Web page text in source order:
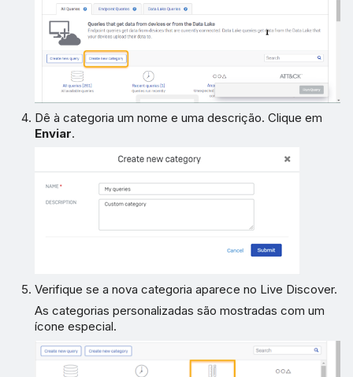
Dê à categoria um nome e uma descrição. Clique em
Enviar.
Verifique se a nova categoria aparece no Live Discover.
As categorias personalizadas são mostradas com um
ícone especial.